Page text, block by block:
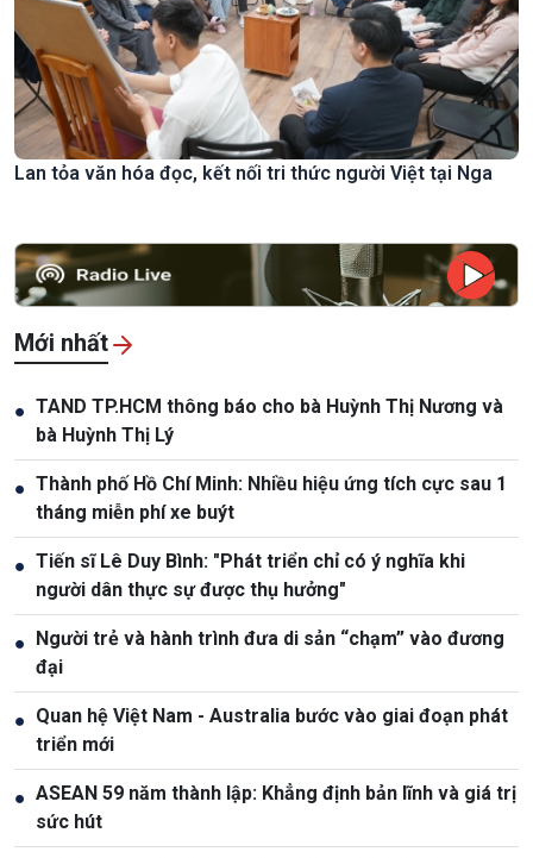
Lan tỏa văn hóa đọc, kết nối tri thức người Việt tại Nga
Mới nhất
● TAND TP.HCM thông báo cho bà Huỳnh Thị Nương và
bà Huỳnh Thị Lý
● Thành phố Hồ Chí Minh: Nhiều hiệu ứng tích cực sau 1
tháng miễn phí xe buýt
● Tiến sĩ Lê Duy Bình: "Phát triển chỉ có ý nghĩa khi
người dân thực sự được thụ hưởng"
● Người trẻ và hành trình đưa di sản “chạm” vào đương
đại
● Quan hệ Việt Nam - Australia bước vào giai đoạn phát
triển mới
● ASEAN 59 năm thành lập: Khẳng định bản lĩnh và giá trị
sức hút